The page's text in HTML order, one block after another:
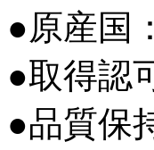
●原産国
●取得認
●品質保